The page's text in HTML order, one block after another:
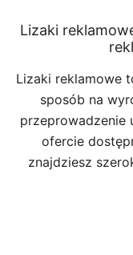
Lizaki
Lizaki reklamowe
sposób na
przeprowadzenie
ofercie
znajdziesz